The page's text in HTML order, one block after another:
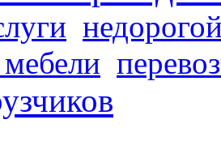
мебели